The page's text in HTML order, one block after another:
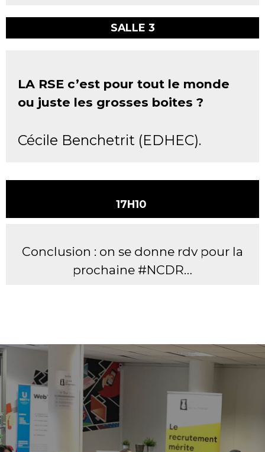
SALLE 3
LA RSE c’est pour tout le monde
ou juste les grosses boites ?
Cécile Benchetrit (EDHEC).
17H10
Conclusion : on se donne rdv pour la
prochaine #NCDR…